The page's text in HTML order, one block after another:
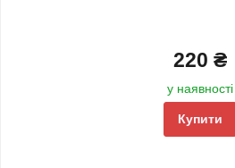
220 ₴
у наявності
Купити